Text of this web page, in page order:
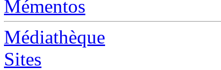
Mémentos
Médiathèque
Sites